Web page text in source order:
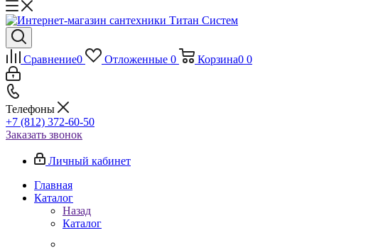
Сравнение0 Отложенные 0 Корзина0 0
Телефоны
+7 (812) 372-60-50
Заказать звонок
Личный кабинет
Главная
Каталог
Назад
Каталог